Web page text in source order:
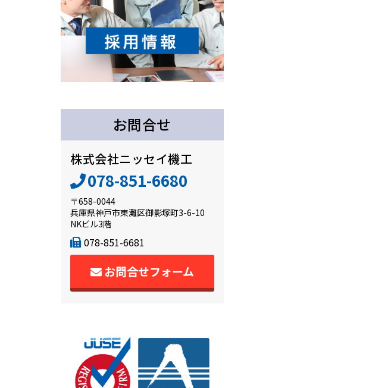
お問合せ
株式会社ニッセイ機工
078-851-6680
〒658-0044
兵庫県神戸市東灘区御影塚町3-6-10
NKビル3階
078-851-6681
お問合せフォーム